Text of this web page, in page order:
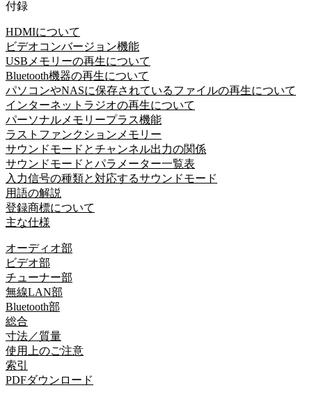
付録
HDMIについて
ビデオコンバージョン機能
USBメモリーの再生について
Bluetooth機器の再生について
パソコンやNASに保存されているファイルの再生について
インターネットラジオの再生について
パーソナルメモリープラス機能
ラストファンクションメモリー
サウンドモードとチャンネル出力の関係
サウンドモードとパラメーター一覧表
入力信号の種類と対応するサウンドモード
用語の解説
登録商標について
主な仕様
オーディオ部
ビデオ部
チューナー部
無線LAN部
Bluetooth部
総合
寸法／質量
使用上のご注意
索引
PDFダウンロード